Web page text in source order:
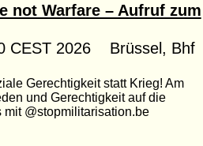
not Warfare – Aufruf zum
CEST 2026 Brüssel, Bhf
Gerechtigkeit statt Krieg! Am
und Gerechtigkeit auf die
@stopmilitarisation.be